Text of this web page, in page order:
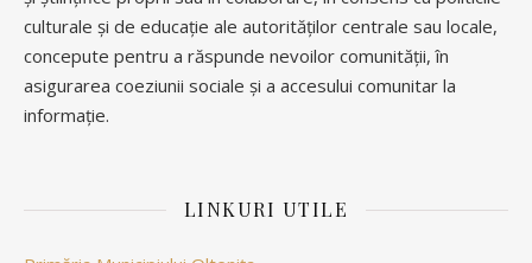
Pentru informații si rezervări vă rugăm să apelați la numărul de
telefon: 0342 402 460.
Capacitate 100% din Sală
Acces facil pentru persoanele cu dizabilități.
culturale și de educație ale autorităților centrale sau locale,
concepute pentru a răspunde nevoilor comunității, în
asigurarea coeziunii sociale și a accesului comunitar la
informație.
LINKURI UTILE